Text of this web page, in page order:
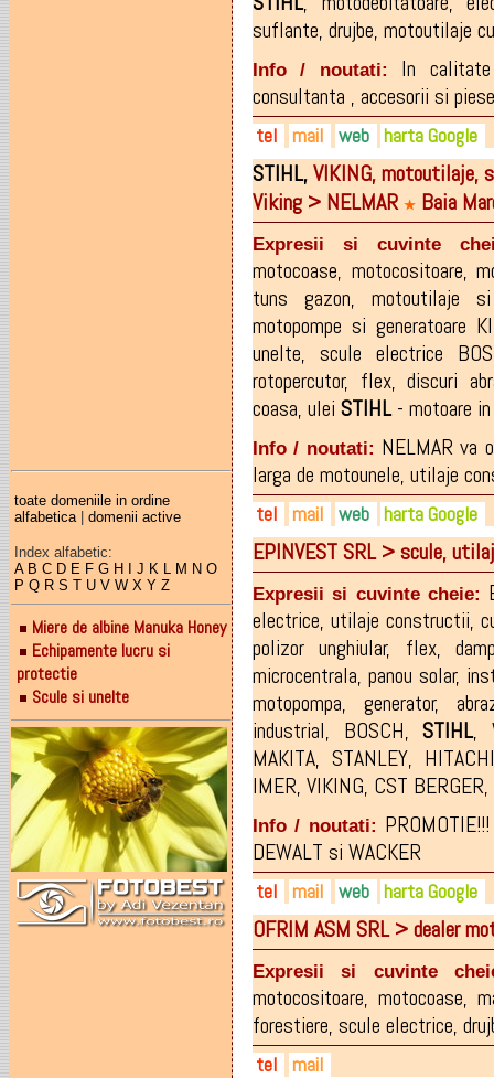
toate domeniile in ordine
alfabetica| domenii active
Index alfabetic:
A B C D E F G H J K L M N O
P Q R S T U V W X Y Z
Miere de albine Manuka Honey
Echipamente lucru si
protectie
Scule si unelte
suflante, drujbe, motoutilaje
Info / noutati: In
consultanta , accesorii si
tel
0740-225.508
0362-800.776
mail
grigmar@rdsmail.ro
web
grigmar.ro
harta Google
STIHL,VIKING, motoutilaje,
Viking > NELMAR ★ Baia
Expresii si cuvinte
motocoase, motocositoare,
tuns gazon, motoutilaje
motopompe si generatoare
unelte,scule electrice
rotopercutor, flex,discuri
coasa, ulei STIHL- motoare
Info / noutati: NELMAR va
larga de motounele, utilaje
tel
0741-111.092
0362-806.761
0744-503.683
mail
nelmarexim@rdsmail.ro
neludurus@gmail.com
web
nelmarexim.ro
harta Google
EPINVEST SRL > scule,
Expresii si cuvinte cheie:
electrice, utilaje constructii,
polizor unghiular, flex,
microcentrala, panou solar,
motopompa, generator,
industrial, BOSCH, STIHL,
MAKITA,STANLEY,
IMER, VIKING, CST BERGER,
Info / noutati:
DEWALT si WACKER
tel
0262-250.504
0262-220.259
0362-409.898
0740-061.613
0262-227.346
mail
officebm@epinvest.ro
epinvestbm@rdslink.ro
angela.dirle@epinvest.ro
web
shop.epinvest.ro
epinvest.ro
harta Google
OFRIM ASM SRL > dealer
Expresii si cuvinte
motocositoare, motocoase,
forestiere, scule electrice,
tel mail